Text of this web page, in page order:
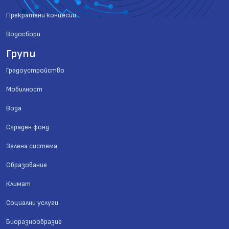
Прекратени концесии
Водосбори
Групи
Градоустройство
Мобилност
Вода
Сграден фонд
Зелена система
Образование
Климат
Социални услуги
Биоразнообразие